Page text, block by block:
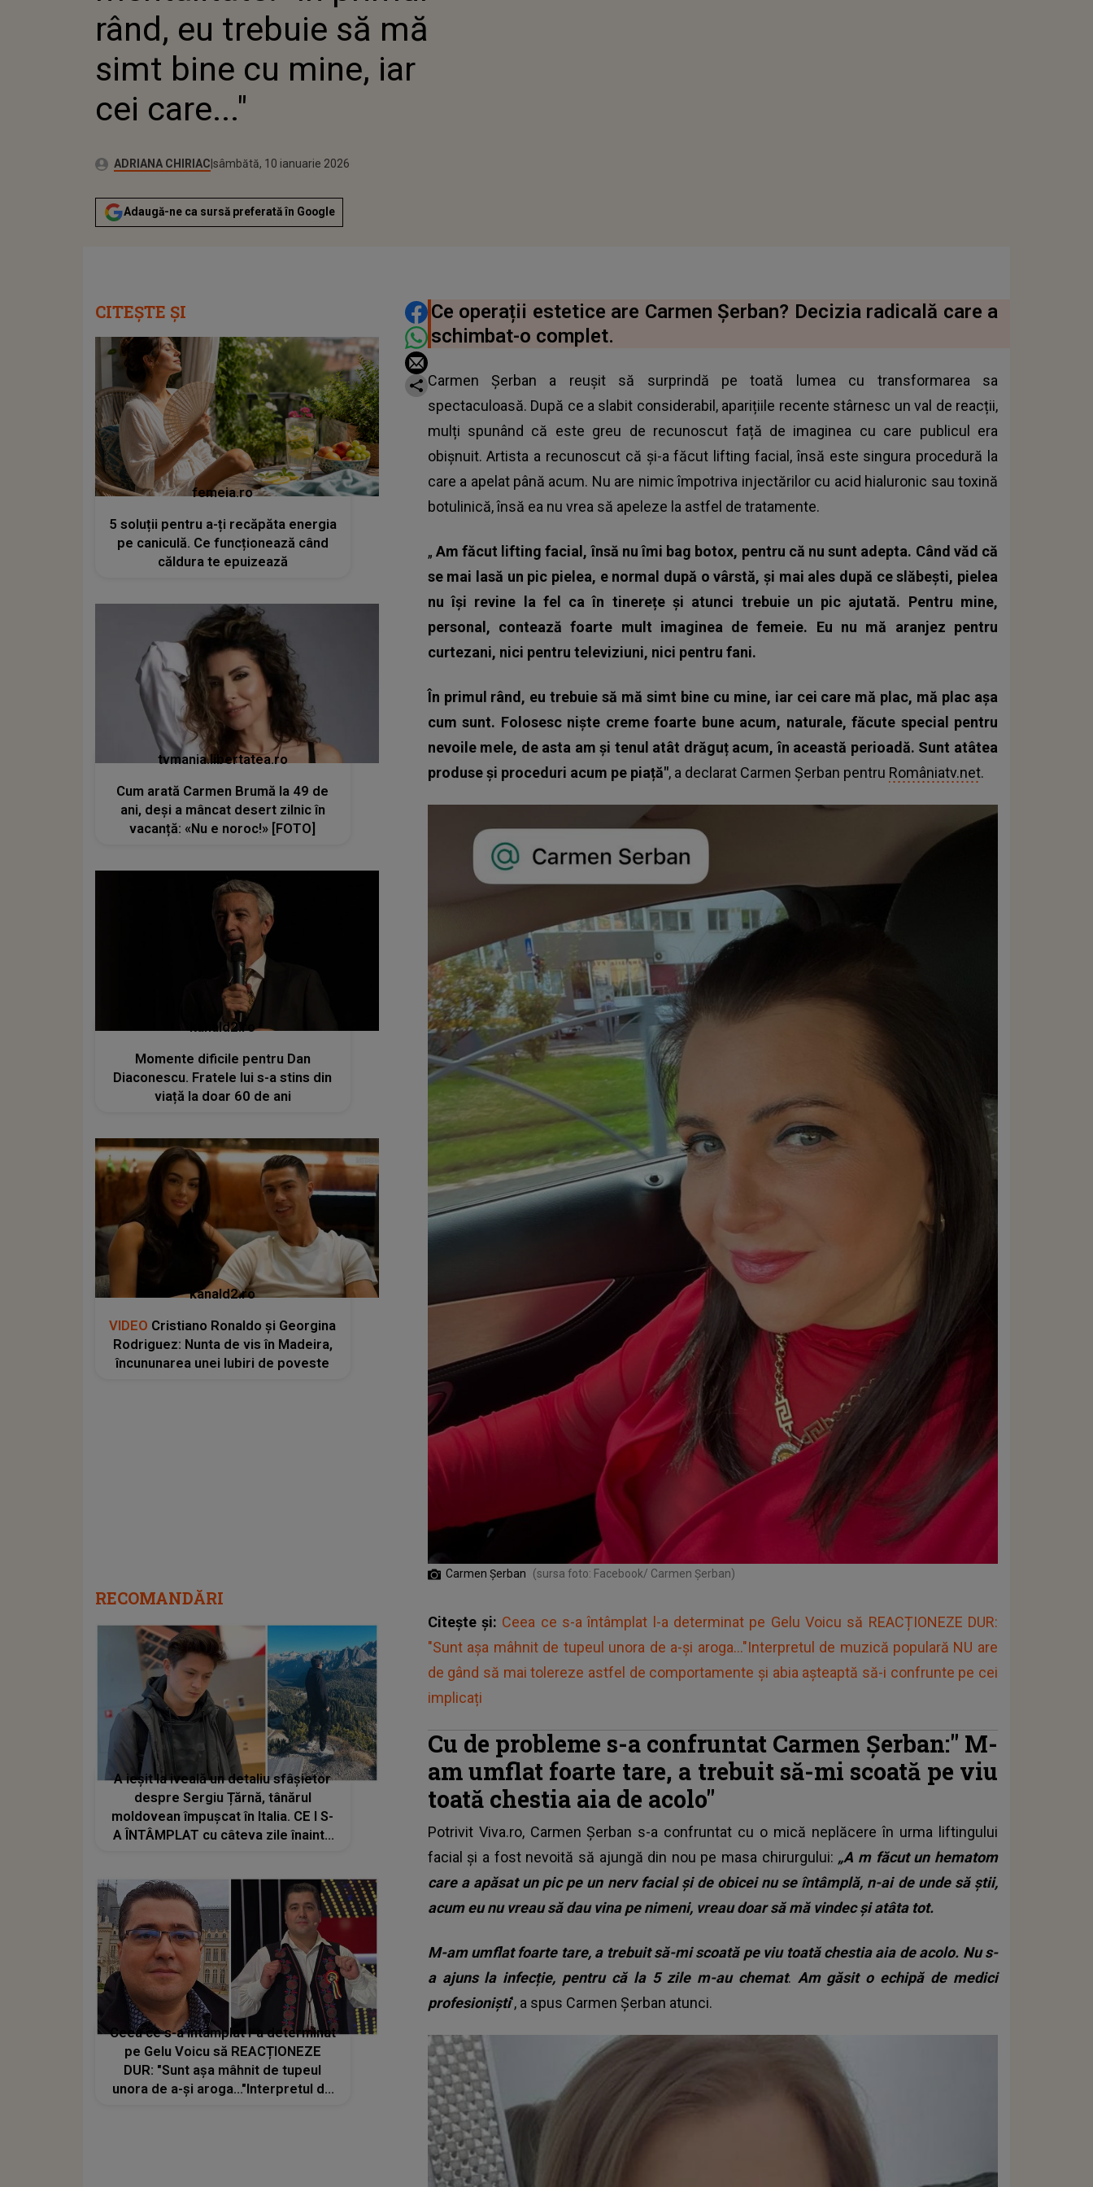
rând, eu trebuie să mă
simt bine cu mine, iar
cei care..."
Autor:ADRIANA CHIRIACPublicat:
sâmbătă, 10 ianuarie 2026
Actualizat:
sâmbătă, 10 ianuarie 2026
Adaugă-ne ca sursă preferată în Google
DISTRIBUIE ARTICOLUL
Ce operații estetice are Carmen Șerban? Decizia radicală care a
schimbat-o complet.
Carmen Șerban a reușit să surprindă pe toată lumea cu transformarea sa
spectaculoasă. După ce a slabit considerabil, aparițiile recente stârnesc un val de reacții,
mulți spunând că este greu de recunoscut față de imaginea cu care publicul era
obișnuit. Artista a recunoscut că și-a făcut lifting facial, însă este singura procedură la
care a apelat până acum. Nu are nimic împotriva injectărilor cu acid hialuronic sau toxină
botulinică, însă ea nu vrea să apeleze la astfel de tratamente.
„ Am făcut lifting facial, însă nu îmi bag botox, pentru că nu sunt adepta. Când văd că
se mai lasă un pic pielea, e normal după o vârstă, și mai ales după ce slăbești, pielea
nu își revine la fel ca în tinerețe și atunci trebuie un pic ajutată. Pentru mine,
personal, contează foarte mult imaginea de femeie. Eu nu mă aranjez pentru
curtezani, nici pentru televiziuni, nici pentru fani.
În primul rând, eu trebuie să mă simt bine cu mine, iar cei care mă plac, mă plac așa
cum sunt. Folosesc niște creme foarte bune acum, naturale, făcute special pentru
nevoile mele, de asta am și tenul atât drăguț acum, în această perioadă. Sunt atâtea
produse și proceduri acum pe piață", a declarat Carmen Șerban pentru Româniatv.net.
Carmen Șerban (sursa foto: Facebook/ Carmen Șerban)
Citește și: Ceea ce s-a întâmplat l-a determinat pe Gelu Voicu să REACȚIONEZE DUR:
"Sunt așa mâhnit de tupeul unora de a-și aroga..."Interpretul de muzică populară NU are
de gând să mai tolereze astfel de comportamente și abia așteaptă să-i confrunte pe cei
implicați
Cu de probleme s-a confruntat Carmen Șerban:" M-
am umflat foarte tare, a trebuit să-mi scoată pe viu
toată chestia aia de acolo"
Potrivit Viva.ro, Carmen Șerban s-a confruntat cu o mică neplăcere în urma liftingului
facial și a fost nevoită să ajungă din nou pe masa chirurgului: „A m făcut un hematom
care a apăsat un pic pe un nerv facial și de obicei nu se întâmplă, n-ai de unde să știi,
acum eu nu vreau să dau vina pe nimeni, vreau doar să mă vindec și atâta tot.
M-am umflat foarte tare, a trebuit să-mi scoată pe viu toată chestia aia de acolo. Nu s-
a ajuns la infecție, pentru că la 5 zile m-au chemat. Am găsit o echipă de medici
profesioniști', a spus Carmen Șerban atunci.
CITEȘTE ȘI
femeia.ro
5 soluții pentru a-ți recăpăta energia
pe caniculă. Ce funcționează când
căldura te epuizează
tvmania.libertatea.ro
Cum arată Carmen Brumă la 49 de
ani, deși a mâncat desert zilnic în
vacanță: «Nu e noroc!» [FOTO]
kanald2.ro
Momente dificile pentru Dan
Diaconescu. Fratele lui s-a stins din
viață la doar 60 de ani
kanald2.ro
VIDEO Cristiano Ronaldo și Georgina
Rodriguez: Nunta de vis în Madeira,
încununarea unei Iubiri de poveste
RECOMANDĂRI
A ieșit la iveală un detaliu sfâșietor
despre Sergiu Țărnă, tânărul
moldovean împușcat în Italia. CE I S-
A ÎNTÂMPLAT cu câteva zile înainte
Ceea ce s-a întâmplat l-a determinat
pe Gelu Voicu să REACȚIONEZE
DUR: "Sunt așa mâhnit de tupeul
unora de a-și aroga..."Interpretul de